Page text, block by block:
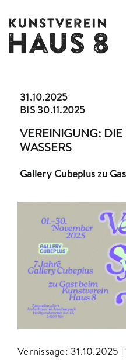
Inhalt
springen
31.10.2025
BIS 30.11.2025
VEREINIGUNG: DIE
WASSERS
Gallery Cubeplus zu
Vernissage: 31.10.2025